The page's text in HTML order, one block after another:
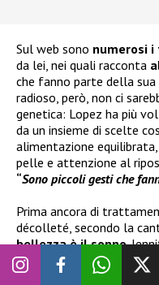
Sul web sono numerosi
da lei, nei quali racconta
che fanno parte della
radioso, però, non ci
genetica: Lopez ha più
da un insieme di scelte
alimentazione
pelle e attenzione al
“Sono piccoli gesti che
Prima ancora di
décolleté, secondo la
bellezza è il sonno.
diverse occasioni quanto
fondamentale per